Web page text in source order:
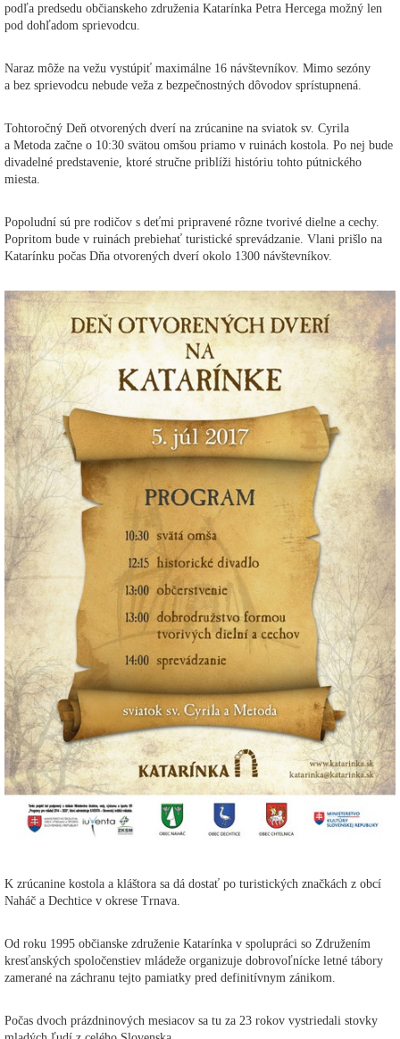
podľa predsedu občianskeho združenia Katarínka Petra Hercega možný len
pod dohľadom sprievodcu.
Naraz môže na vežu vystúpiť maximálne 16 návštevníkov. Mimo sezóny
a bez sprievodcu nebude veža z bezpečnostných dôvodov sprístupnená.
Tohtoročný Deň otvorených dverí na zrúcanine na sviatok sv. Cyrila
a Metoda začne o 10:30 svätou omšou priamo v ruinách kostola. Po nej bude
divadelné predstavenie, ktoré stručne priblíži históriu tohto pútnického
miesta.
Popoludní sú pre rodičov s deťmi pripravené rôzne tvorivé dielne a cechy.
Popritom bude v ruinách prebiehať turistické sprevádzanie. Vlani prišlo na
Katarínku počas Dňa otvorených dverí okolo 1300 návštevníkov.
K zrúcanine kostola a kláštora sa dá dostať po turistických značkách z obcí
Naháč a Dechtice v okrese Trnava.
Od roku 1995 občianske združenie Katarínka v spolupráci so Združením
kresťanských spoločenstiev mládeže organizuje dobrovoľnícke letné tábory
zamerané na záchranu tejto pamiatky pred definitívnym zánikom.
Počas dvoch prázdninových mesiacov sa tu za 23 rokov vystriedali stovky